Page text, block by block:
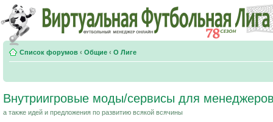
Список форумов ‹ Общие ‹ О Лиге
Внутриигровые моды/сервисы для
а также идей и предложения по развитию всякой всячины